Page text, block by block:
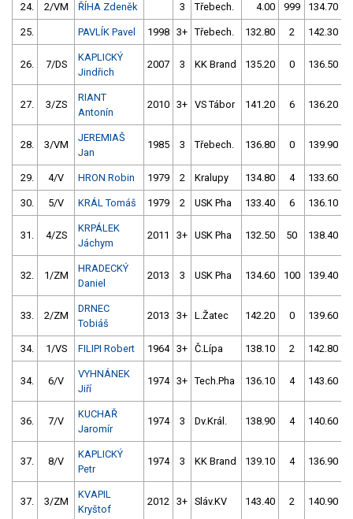
24. 2/VM ŘÍHA Zdeněk 3 Třebech. 4.00 999 134.70
25. PAVLÍK Pavel 1998 3+ Třebech. 132.80 2 142.30
26. 7/DS
KAPLICKÝ
Jindřich
2007 3 KK Brand 135.20 0 136.50
27. 3/ZS
RIANT
Antonín
2010 3+ VS Tábor 141.20 6 136.20
28. 3/VM
JEREMIAŠ
Jan
1985 3 Třebech. 136.80 0 139.90
29. 4/V HRON Robin 1979 2 Kralupy 134.80 4 133.60
30. 5/V KRÁL Tomáš 1979 2 USK Pha 133.40 6 136.10
31. 4/ZS
KRPÁLEK
Jáchym
2011 3+ USK Pha 132.50 50 138.40
32. 1/ZM
HRADECKÝ
Daniel
2013 3 USK Pha 134.60 100 139.40
33. 2/ZM
DRNEC
Tobiáš
2013 3+ L.Žatec 142.20 0 139.60
34. 1/VS FILIPI Robert 1964 3+ Č.Lípa 138.10 2 142.80
34. 6/V
VYHNÁNEK
Jiří
1974 3+ Tech.Pha 136.10 4 143.60
36. 7/V
KUCHAŘ
Jaromír
1974 3 Dv.Král. 138.90 4 140.60
37. 8/V
KAPLICKÝ
Petr
1974 3 KK Brand 139.10 4 136.90
37. 3/ZM
KVAPIL
Kryštof
2012 3+ Sláv.KV 143.40 2 140.90